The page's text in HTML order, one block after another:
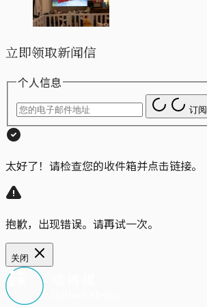
立即领取新闻信
个人信息
订阅
太好了！请检查您的收件箱并点击链接。
抱歉，出现错误。请再试一次。
关闭